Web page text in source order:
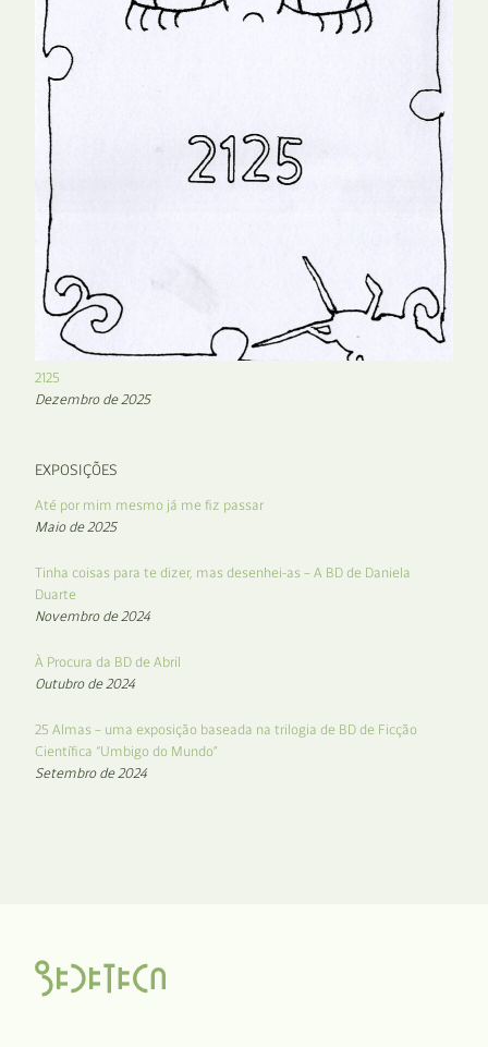
2125
Dezembro de 2025
EXPOSIÇÕES
Até por mim mesmo já me fiz passar
Maio de 2025
Tinha coisas para te dizer, mas desenhei-as – A BD de Daniela
Duarte
Novembro de 2024
À Procura da BD de Abril
Outubro de 2024
25 Almas – uma exposição baseada na trilogia de BD de Ficção
Científica “Umbigo do Mundo”
Setembro de 2024